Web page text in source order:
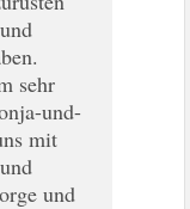
sehr
und-
mit
und